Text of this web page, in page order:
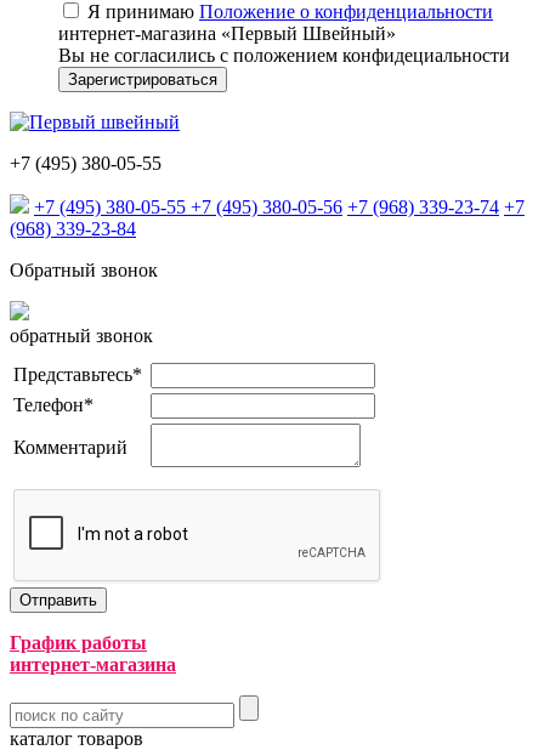
Я принимаю Положение о конфиденциальности
интернет-магазина «Первый Швейный»
Вы не согласились с положением конфидециальности
+7 (495) 380-05-55
+7 (495) 380-05-55 +7 (495) 380-05-56 +7 (968) 339-23-74 +7
(968) 339-23-84
Обратный звонок
обратный звонок
Представьтесь*
Телефон*
Комментарий
График работы
интернет-магазина
каталог товаров